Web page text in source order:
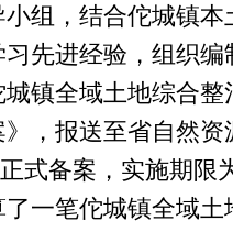
组，结合佗城镇本
先进经验，组织编
镇全域土地综合整
，报送至省自然资
式备案，实施期限
笔佗城镇全域土